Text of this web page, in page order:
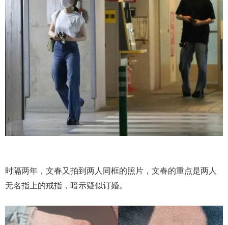
时隔两年，文春又拍到两人同框的照片，文春的重点是两人
无名指上的戒指，暗示疑似订婚。